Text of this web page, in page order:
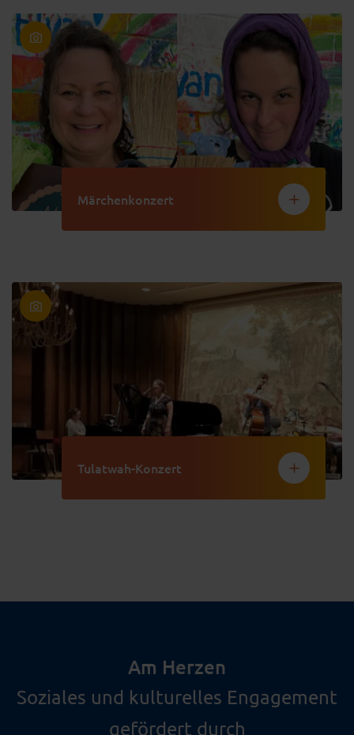
Märchenkonzert
Tulatwah-Konzert
Am Herzen
Soziales und kulturelles Engagement
gefördert durch